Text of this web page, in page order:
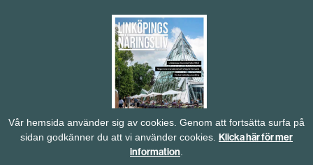
Vår hemsida använder sig av cookies. Genom att fortsätta surfa på
sidan godkänner du att vi använder cookies. Klicka här för mer
information